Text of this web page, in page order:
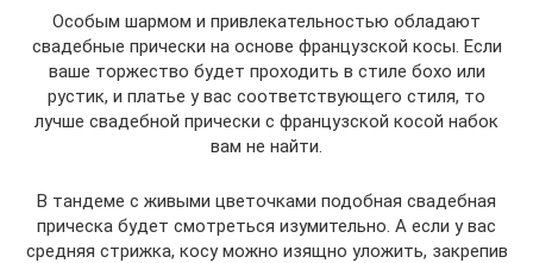
Особым шармом и привлекательностью обладают
свадебные прически на основе французской косы. Если
ваше торжество будет проходить в стиле бохо или
рустик, и платье у вас соответствующего стиля, то
лучше свадебной прически с французской косой набок
вам не найти.
В тандеме с живыми цветочками подобная свадебная
прическа будет смотреться изумительно. А если у вас
средняя стрижка, косу можно изящно уложить, закрепив